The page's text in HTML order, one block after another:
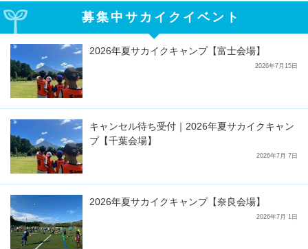
募集中サカイクイベント
2026年夏サカイクキャンプ【富士会場】
2026年7月15日
キャンセル待ち受付｜2026年夏サカイクキャン
プ【千葉会場】
2026年7月 7日
2026年夏サカイクキャンプ【奈良会場】
2026年7月 1日